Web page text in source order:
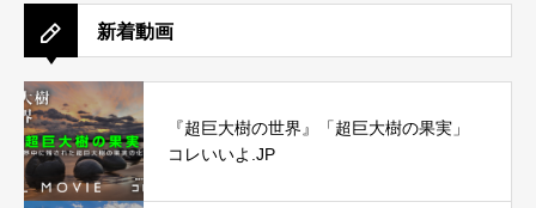
新着動画
『超巨大樹の世界』「超巨大樹の果実」
コレいいよ.JP